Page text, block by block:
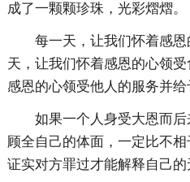
成了一颗颗珍珠，光彩熠熠。
每一天，让我们怀着感
天，让我们怀着感恩的心领
感恩的心领受他人的服务并给
如果一个人身受大恩而
顾全自己的体面，一定比不
证实对方罪过才能解释自己的